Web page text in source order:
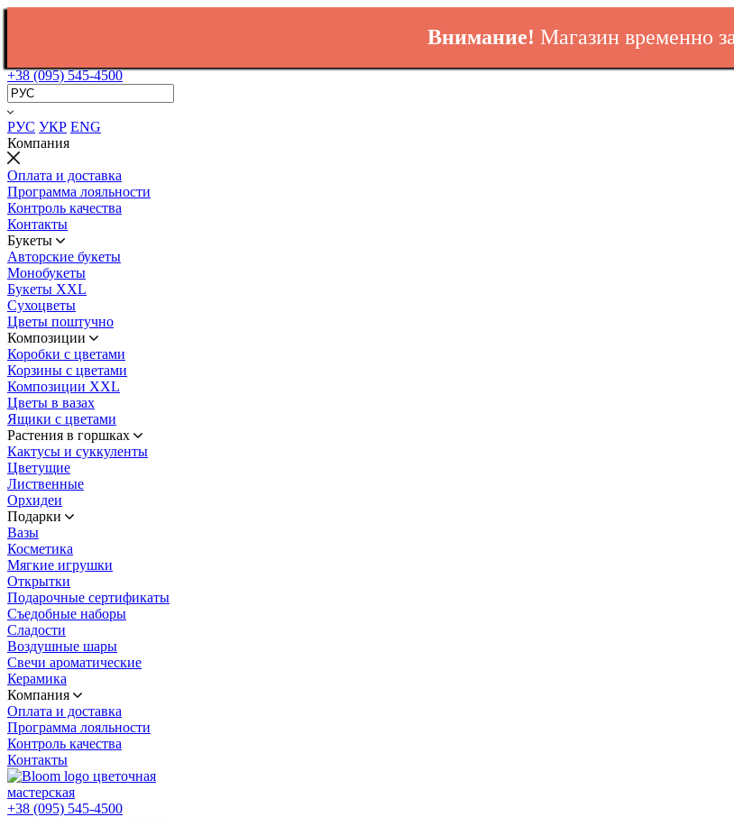
Внимание! Магазин временно
+38 (095) 545-4500
РУС УКР ENG
Компания
Оплата и доставка
Программа лояльности
Контроль качества
Контакты
Букеты
Авторские букеты
Монобукеты
Букеты XXL
Сухоцветы
Цветы поштучно
Композиции
Коробки с цветами
Корзины с цветами
Композиции XXL
Цветы в вазах
Ящики с цветами
Растения в горшках
Кактусы и суккуленты
Цветущие
Лиственные
Орхидеи
Подарки
Вазы
Косметика
Мягкие игрушки
Открытки
Подарочные сертификаты
Съедобные наборы
Сладости
Воздушные шары
Свечи ароматические
Керамика
Компания
Оплата и доставка
Программа лояльности
Контроль качества
Контакты
цветочная
мастерская
+38 (095) 545-4500